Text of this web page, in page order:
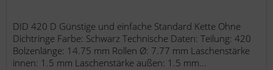
DID 420 D Günstige und einfache Standard Kette Ohne
Dichtringe Farbe: Schwarz Technische Daten: Teilung: 420
Bolzenlänge: 14.75 mm Rollen Ø: 7.77 mm Laschenstärke
innen: 1.5 mm Laschenstärke außen: 1.5 mm...